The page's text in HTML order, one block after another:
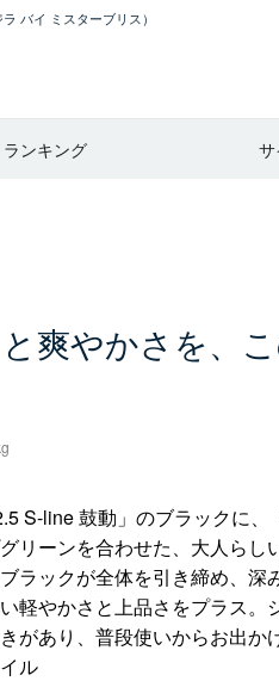
ラ バイ ミスターブリス）
ランキング
爽やかさを、
S-line 鼓動」のブラックに、
リーンを合わせた、大人らし
ラックが全体を引き締め、深
軽やかさと上品さをプラス。
があり、普段使いからお出か
ル